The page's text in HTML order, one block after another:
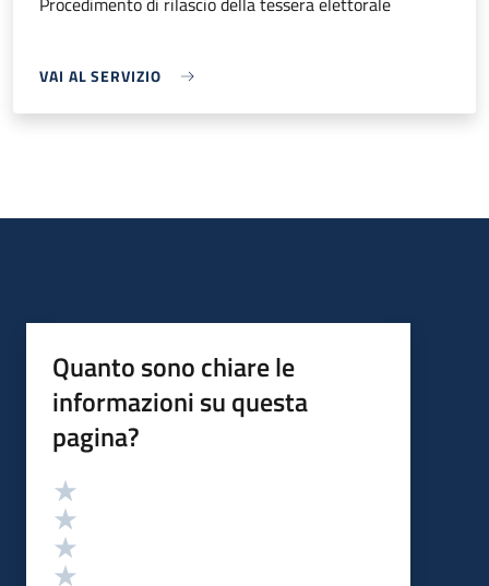
VAI AL SERVIZIO
Quanto sono chiare le
informazioni su questa
pagina?
Valutazione